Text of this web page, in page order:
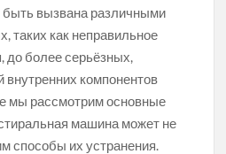
быть вызвана различными
таких как неправильное
до более серьёзных,
внутренних компонентов
мы рассмотрим основные
машина может не
способы их устранения.